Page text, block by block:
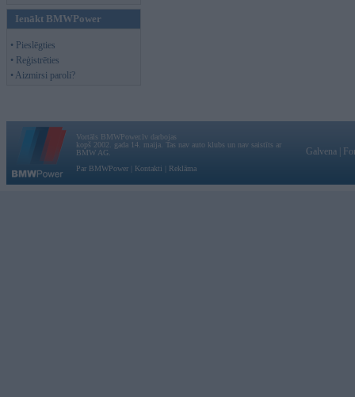
Ienākt BMWPower
• Pieslēgties
• Reģistrēties
• Aizmirsi paroli?
Vortāls BMWPower.lv darbojas
kopš 2002. gada 14. maija. Tas nav auto klubs un nav saistīts ar
BMW AG.
Par BMWPower
Kontakti Reklāma
Galvena